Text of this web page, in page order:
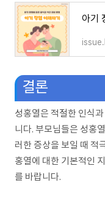
결론
성홍열은 적절한 인식
니다. 부모님들은 성홍
러한 증상을 보일 때 적
홍열에 대한 기본적인
를 바랍니다.